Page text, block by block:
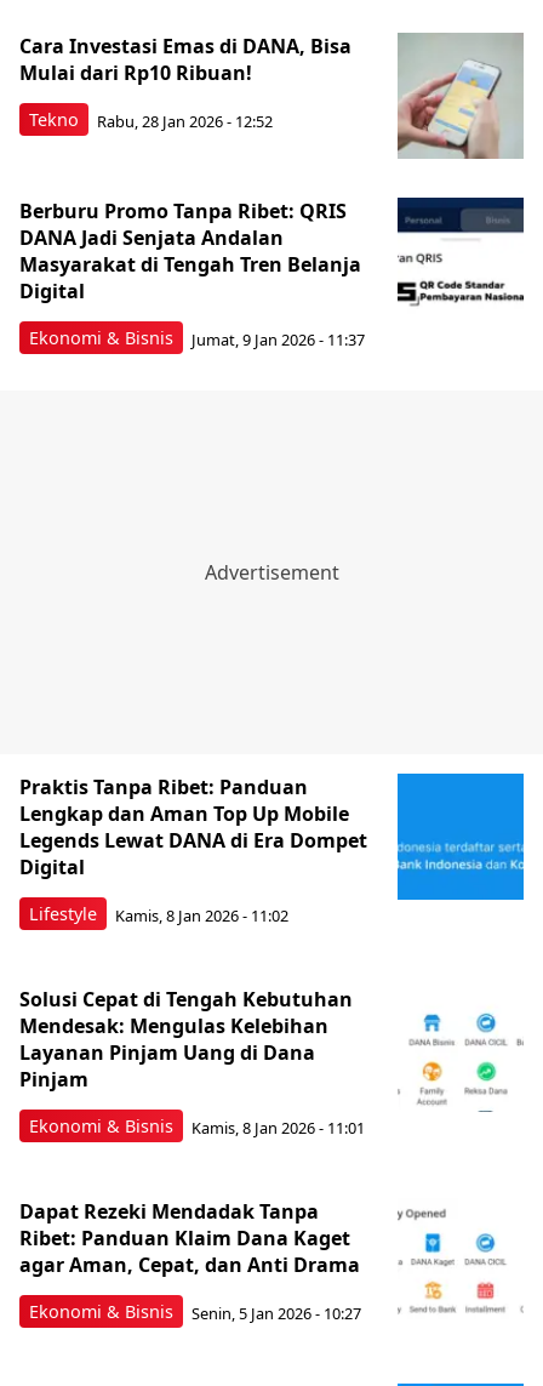
Tekno
Cara Investasi Emas di DANA, Bisa
Mulai dari Rp10 Ribuan!
Rabu, 28 Jan 2026 - 12:52
Ekonomi & Bisnis
Berburu Promo Tanpa Ribet: QRIS
DANA Jadi Senjata Andalan
Masyarakat di Tengah Tren Belanja
Digital
Jumat, 9 Jan 2026 - 11:37
Lifestyle
Praktis Tanpa Ribet: Panduan
Lengkap dan Aman Top Up Mobile
Legends Lewat DANA di Era Dompet
Digital
Kamis, 8 Jan 2026 - 11:02
Ekonomi & Bisnis
Solusi Cepat di Tengah Kebutuhan
Mendesak: Mengulas Kelebihan
Layanan Pinjam Uang di Dana
Pinjam
Kamis, 8 Jan 2026 - 11:01
Ekonomi & Bisnis
Dapat Rezeki Mendadak Tanpa
Ribet: Panduan Klaim Dana Kaget
agar Aman, Cepat, dan Anti Drama
Senin, 5 Jan 2026 - 10:27